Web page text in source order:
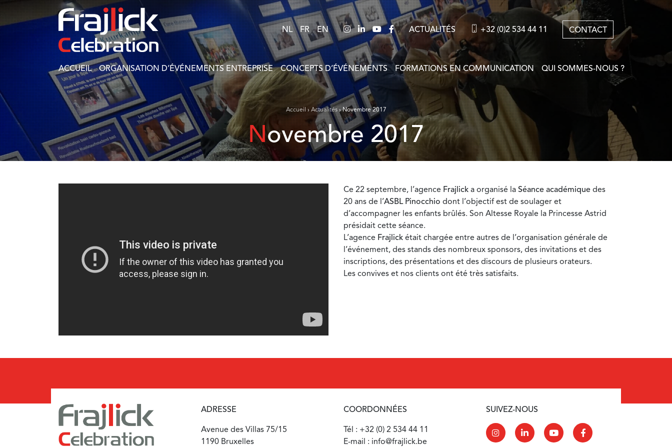
NL FR EN ACTUALITÉS +32 (0)2 534 44 11 CONTACT
ACCUEIL ORGANISATION D’ÉVÉNEMENTS ENTREPRISE CONCEPTS D’ÉVÉNEMENTS FORMATIONS EN COMMUNICATION QUI SOMMES-NOUS ?
Accueil›Actualités›Novembre 2017
Novembre 2017
Ce 22 septembre, l’agence Frajlick a organisé la Séance académique des
20 ans de l’ASBL Pinocchio dont l’objectif est de soulager et
d’accompagner les enfants brûlés. Son Altesse Royale la Princesse Astrid
présidait cette séance.
L’agence Frajlick était chargée entre autres de l’organisation générale de
l’événement, des stands des nombreux sponsors, des invitations et des
inscriptions, des présentations et des discours de plusieurs orateurs.
Les convives et nos clients ont été très satisfaits.
ADRESSE
Avenue des Villas 75/15
1190 Bruxelles
COORDONNÉES
Tél : +32 (0) 2 534 44 11
E-mail : info@frajlick.be
SUIVEZ-NOUS